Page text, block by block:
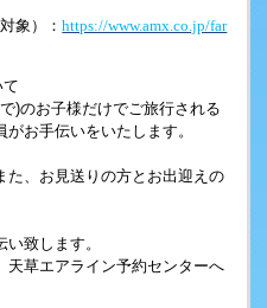
象）：https://www.amx.co.jp/far
のお子様だけでご旅行される
お手伝いをいたします。
お見送りの方とお出迎えの
致します。
草エアライン予約センターへ